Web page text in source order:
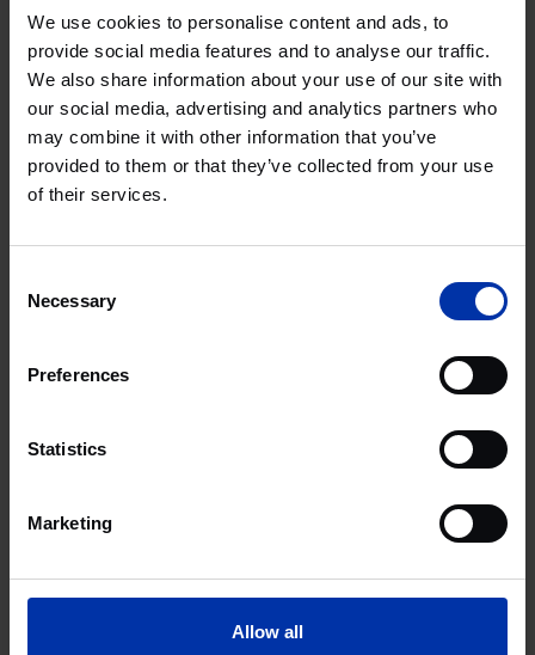
We use cookies to personalise content and ads, to
provide social media features and to analyse our traffic.
We also share information about your use of our site with
our social media, advertising and analytics partners who
may combine it with other information that you’ve
provided to them or that they’ve collected from your use
of their services.
Selection
Necessary
Preferences
Statistics
Marketing
Allow all
CIENCIAS DE LA VIDA & SALUD
Babraham Research
Campus, Cambridge
Reino Unido / Ireland